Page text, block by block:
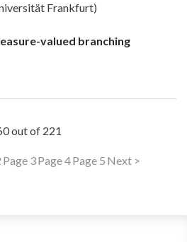
Frankfurt)
valued branching
out of 221
Page 3Page 4Page 5 Next >